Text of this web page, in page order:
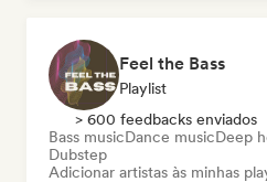
Feel the Bass
Playlist
> 600 feedbacks enviados
Bass musicDance musicDeep
Dubstep
Adicionar artistas às minhas